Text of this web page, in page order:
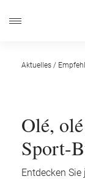
Aktuelles /
Olé,
Sport-
Entdecken